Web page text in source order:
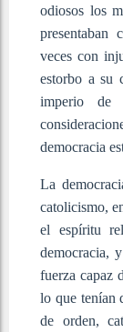
odiosos los
presentaban
veces con
estorbo a su
imperio de
democracia
La
catolicismo,
el espíritu
democracia,
fuerza capaz
lo que tenían
de orden,